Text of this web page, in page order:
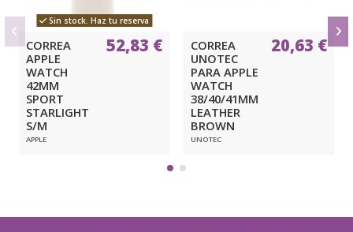
Sin stock. Haz tu reserva
CORREA
APPLE
WATCH
42MM
SPORT
STARLIGHT
S/M
APPLE
52,83 €
CORREA
UNOTEC
PARA APPLE
WATCH
38/40/41MM
LEATHER
BROWN
UNOTEC
20,63 €